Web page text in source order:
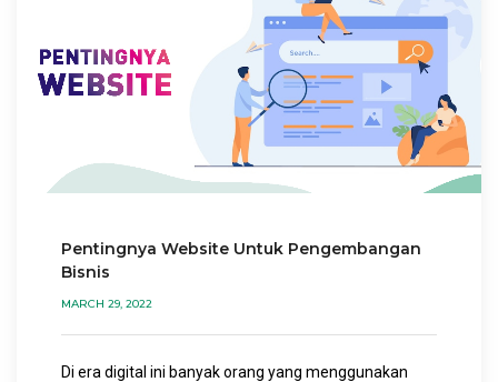
Pentingnya Website Untuk Pengembangan
Bisnis
MARCH 29, 2022
Di era digital ini banyak orang yang menggunakan